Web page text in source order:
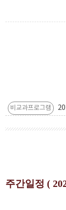
비교과프로그램
주간일정 (